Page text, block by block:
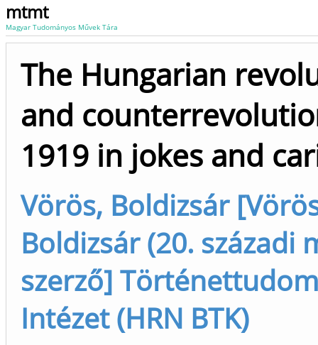
mtmt
Magyar Tudományos Művek Tára
The Hungarian
and
1919 in jokes and
Vörös, Boldizsár
Boldizsár (20. századi
szerző]
Intézet (HRN BTK)